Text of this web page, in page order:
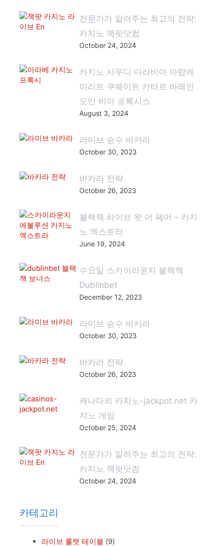
전문가가 알려주는 최고의 전략:
카지노 잭팟닷컴
October 24, 2024
카지노 사우디 아라비아 아랍에
미리트 쿠웨이트 카타르 바레인
오만 비아 프록시스
August 3, 2024
라이브 승수 바카라
October 30, 2023
바카라 전략
October 26, 2023
블랙잭 라이브 왓 어 페어 – 카지
노 엑스트라
June 19, 2024
수요일 스카이라운지 블랙잭
Dublinbet
December 12, 2023
라이브 승수 바카라
October 30, 2023
바카라 전략
October 26, 2023
캐나다의 카지노-jackpot.net 카
지노 게임
October 25, 2024
전문가가 알려주는 최고의 전략:
카지노 잭팟닷컴
October 24, 2024
카테고리
라이브 룰렛 테이블 (9)